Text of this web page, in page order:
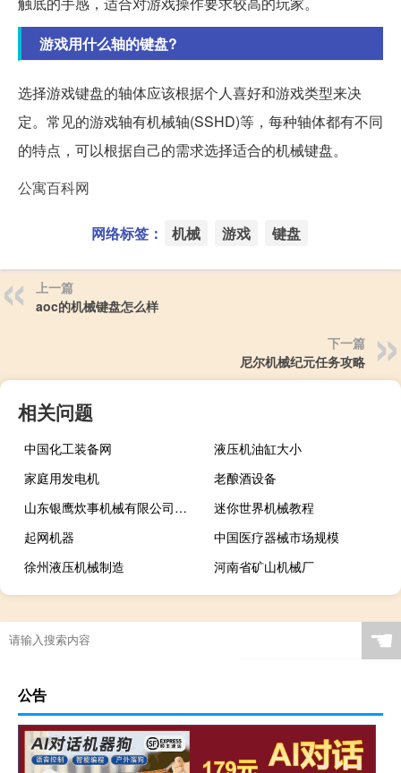
游戏用什么轴的键盘?
选择游戏键盘的轴体应该根据个人喜好和游戏类型来决
定。常见的游戏轴有机械轴(SSHD)等，每种轴体都有不同
的特点，可以根据自己的需求选择适合的机械键盘。
公寓百科网
网络标签： 机械 游戏 键盘
上一篇
aoc的机械键盘怎么样
下一篇
尼尔机械纪元任务攻略
相关问题
中国化工装备网
液压机油缸大小
家庭用发电机
老酿酒设备
山东银鹰炊事机械有限公司官网
迷你世界机械教程
起网机器
中国医疗器械市场规模
徐州液压机械制造
河南省矿山机械厂
☚
公告